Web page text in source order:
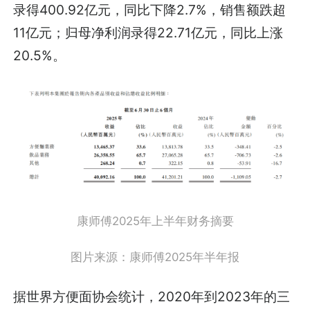
录得400.92亿元，同比下降2.7%，销售额跌超
11亿元；归母净利润录得22.71亿元，同比上涨
20.5%。
康师傅2025年上半年财务摘要
图片来源：康师傅2025年半年报
据世界方便面协会统计，2020年到2023年的三